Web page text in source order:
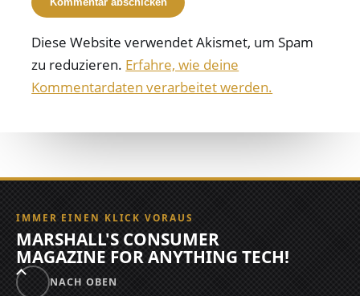
Diese Website verwendet Akismet, um Spam
zu reduzieren. Erfahre, wie deine
Kommentardaten verarbeitet werden.
IMMER EINEN KLICK VORAUS
MARSHALL'S CONSUMER
MAGAZINE FOR ANYTHING TECH!
NACH OBEN